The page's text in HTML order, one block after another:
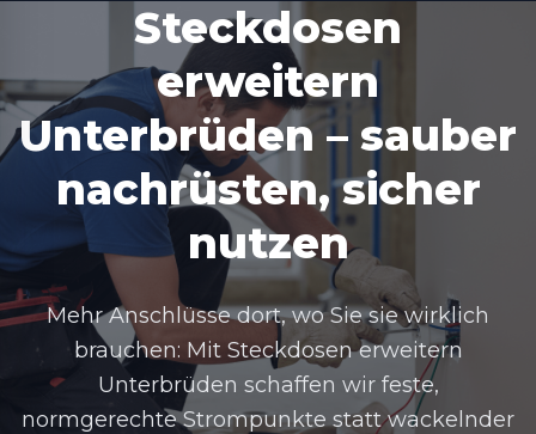
Steckdosen
erweitern
Unterbrüden – sauber
nachrüsten, sicher
nutzen
Mehr Anschlüsse dort, wo Sie sie wirklich
brauchen: Mit Steckdosen erweitern
Unterbrüden schaffen wir feste,
normgerechte Strompunkte statt wackelnder